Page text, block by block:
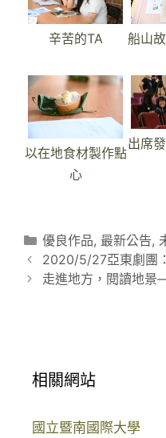
辛苦的TA
船山
以在地食材製作點
心
出席
分
類
優良作品, 最新公告,
文
章
2020/5/27亞東劇團
走進地方，閱讀地
相關網站
國立暨南國際大學